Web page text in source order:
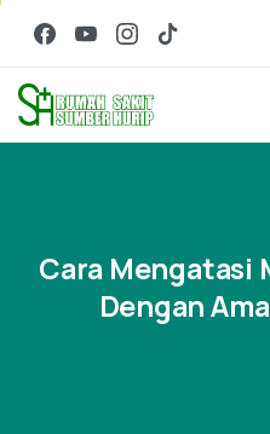
Cara Mengatasi
Dengan